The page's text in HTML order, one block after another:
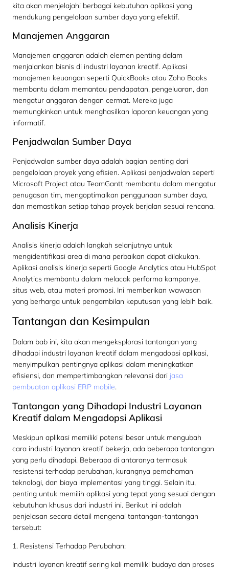
kita akan menjelajahi berbagai kebutuhan aplikasi yang
mendukung pengelolaan sumber daya yang efektif.
Manajemen Anggaran
Manajemen anggaran adalah elemen penting dalam
menjalankan bisnis di industri layanan kreatif. Aplikasi
manajemen keuangan seperti QuickBooks atau Zoho Books
membantu dalam memantau pendapatan, pengeluaran, dan
mengatur anggaran dengan cermat. Mereka juga
memungkinkan untuk menghasilkan laporan keuangan yang
informatif.
Penjadwalan Sumber Daya
Penjadwalan sumber daya adalah bagian penting dari
pengelolaan proyek yang efisien. Aplikasi penjadwalan seperti
Microsoft Project atau TeamGantt membantu dalam mengatur
penugasan tim, mengoptimalkan penggunaan sumber daya,
dan memastikan setiap tahap proyek berjalan sesuai rencana.
Analisis Kinerja
Analisis kinerja adalah langkah selanjutnya untuk
mengidentifikasi area di mana perbaikan dapat dilakukan.
Aplikasi analisis kinerja seperti Google Analytics atau HubSpot
Analytics membantu dalam melacak performa kampanye,
situs web, atau materi promosi. Ini memberikan wawasan
yang berharga untuk pengambilan keputusan yang lebih baik.
Tantangan dan Kesimpulan
Dalam bab ini, kita akan mengeksplorasi tantangan yang
dihadapi industri layanan kreatif dalam mengadopsi aplikasi,
menyimpulkan pentingnya aplikasi dalam meningkatkan
efisiensi, dan mempertimbangkan relevansi dari jasa
pembuatan aplikasi ERP mobile.
Tantangan yang Dihadapi Industri Layanan
Kreatif dalam Mengadopsi Aplikasi
Meskipun aplikasi memiliki potensi besar untuk mengubah
cara industri layanan kreatif bekerja, ada beberapa tantangan
yang perlu dihadapi. Beberapa di antaranya termasuk
resistensi terhadap perubahan, kurangnya pemahaman
teknologi, dan biaya implementasi yang tinggi. Selain itu,
penting untuk memilih aplikasi yang tepat yang sesuai dengan
kebutuhan khusus dari industri ini. Berikut ini adalah
penjelasan secara detail mengenai tantangan-tantangan
tersebut:
1. Resistensi Terhadap Perubahan:
Industri layanan kreatif sering kali memiliki budaya dan proses